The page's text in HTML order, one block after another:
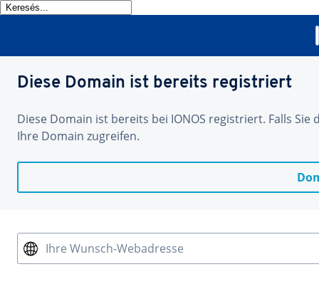
Diese Domain ist bereits registriert
Diese Domain ist bereits bei IONOS registriert. Falls
Ihre Domain zugreifen.
Ihre Wunsch-Webadresse